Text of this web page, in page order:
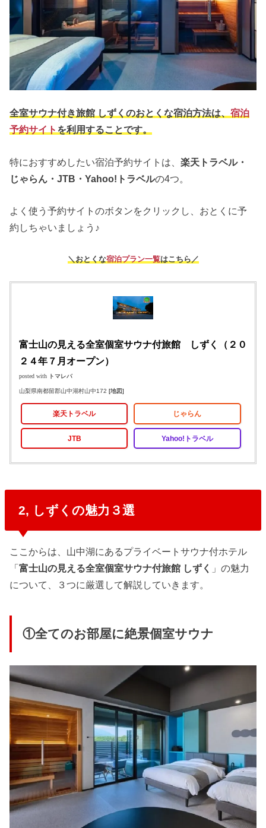
全室サウナ付き旅館 しずくのおとくな宿泊方法は、宿泊
予約サイト を利用することです。
特におすすめしたい宿泊予約サイトは、楽天トラベル・
じゃらん・JTB・Yahoo!トラベルの4つ。
よく使う予約サイトのボタンをクリックし、おとくに予
約しちゃいましょう♪
＼おとくな宿泊プラン一覧はこちら／
富士山の見える全室個室サウナ付旅館 しずく（２０
２４年７月オープン）
posted with トマレバ
山梨県南都留郡山中湖村山中172 [地図]
楽天トラベル じゃらん
JTB Yahoo!トラベル
2, しずくの魅力３選
ここからは、山中湖にあるプライベートサウナ付ホテル
「富士山の見える全室個室サウナ付旅館 しずく
」の魅力
について、３つに厳選して解説していきます。
①全てのお部屋に絶景個室サウナ